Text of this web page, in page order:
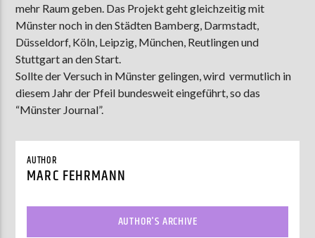
AKTUELLE SENDUNG
MOEBIUS
19:00 24:00
ZU HÖREN INMünster
mehr Raum geben. Das Projekt geht gleichzeitig mit
Münster noch in den Städten Bamberg, Darmstadt,
Düsseldorf, Köln, Leipzig, München, Reutlingen und
Stuttgart an den Start.
Sollte der Versuch in Münster gelingen, wird vermutlich in
diesem Jahr der Pfeil bundesweit eingeführt, so das
“Münster Journal”.
AUTHOR
MARC FEHRMANN
AUTHOR'S ARCHIVE